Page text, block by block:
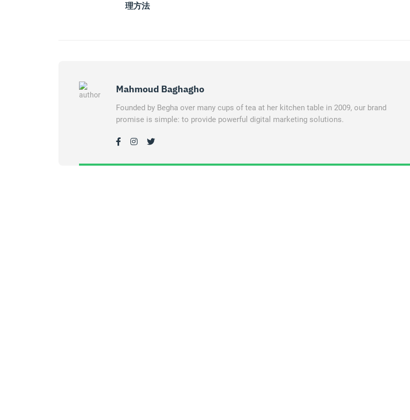
理方法
Mahmoud Baghagho
Founded by Begha over many cups of tea at her kitchen table in 2009, our brand
promise is simple: to provide powerful digital marketing solutions.